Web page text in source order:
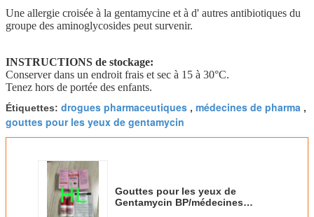
Une allergie croisée à la gentamycine et à d' autres antibiotiques du
groupe des aminoglycosides peut survenir.
INSTRUCTIONS de stockage:
Conserver dans un endroit frais et sec à 15 à 30°C.
Tenez hors de portée des enfants.
Étiquettes: drogues pharmaceutiques , médecines de pharma ,
gouttes pour les yeux de gentamycin
Gouttes pour les yeux de
Gentamycin BP/médecines